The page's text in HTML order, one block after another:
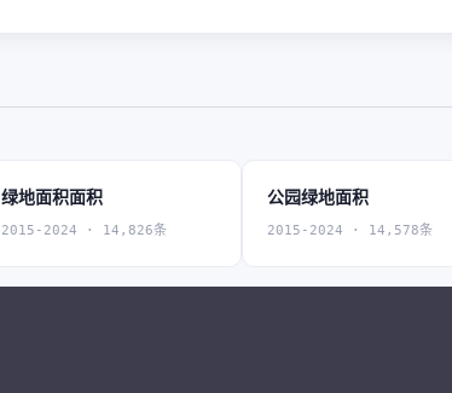
绿地面积面积
2015-2024 · 14,826条
公园绿地面积
2015-2024 · 14,578条